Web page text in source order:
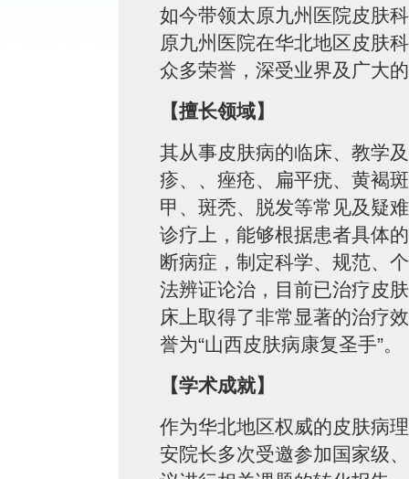
如今带领太原九州医院皮肤
原九州医院在华北地区皮肤
众多荣誉，深受业界及广大
【擅长领域】
其从事皮肤病的临床、教学
疹、、痤疮、扁平疣、黄褐
甲、斑秃、脱发等常见及疑
诊疗上，能够根据患者具体
断病症，制定科学、规范、
法辨证论治，目前已治疗皮
床上取得了非常显著的治疗
誉为“山西皮肤病康复圣手”。
【学术成就】
作为华北地区权威的皮肤病
安院长多次受邀参加国家级